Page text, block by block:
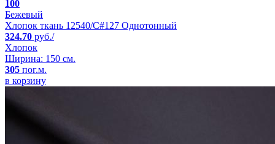
100
Бежевый
Хлопок ткань 12540/C#127 Однотонный
324.70 руб./
Хлопок
Ширина: 150 см.
305 пог.м.
в корзину